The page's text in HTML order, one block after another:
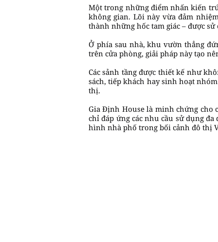
Một trong những điểm nhấn kiến
không gian. Lõi này vừa đảm
thành những hốc tam giác – được
Ở phía sau nhà, khu vườn thẳng
trên cửa phòng, giải pháp này tạo
Các sảnh tầng được thiết kế như
sách, tiếp khách hay sinh hoạt
thị.
Gia Định House là minh chứng cho
chỉ đáp ứng các nhu cầu sử dụng
hình nhà phố trong bối cảnh đô thị